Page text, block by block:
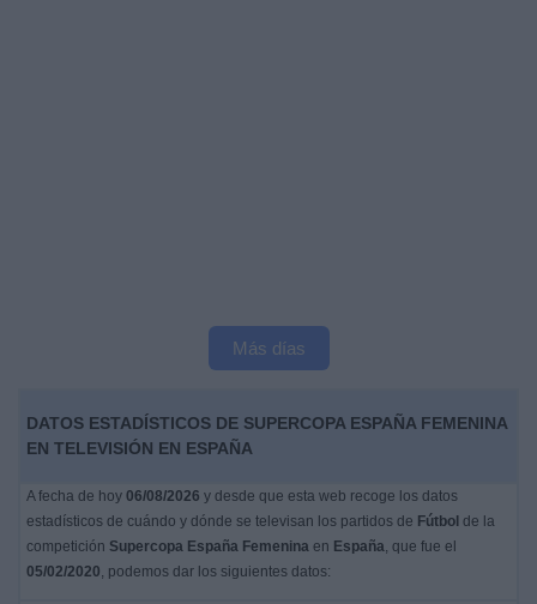
Más días
DATOS ESTADÍSTICOS DE SUPERCOPA ESPAÑA FEMENINA
EN TELEVISIÓN EN ESPAÑA
A fecha de hoy 06/08/2026 y desde que esta web recoge los datos
estadísticos de cuándo y dónde se televisan los partidos de Fútbol de la
competición Supercopa España Femenina en España, que fue el
05/02/2020, podemos dar los siguientes datos: